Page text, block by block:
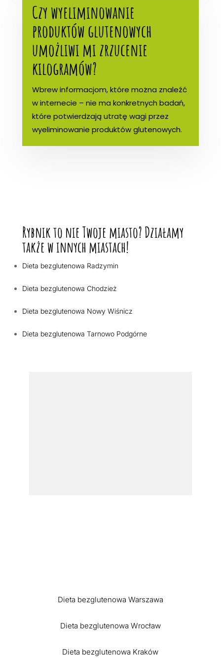
Czy wyeliminowanie
produktów glutenowych
umożliwi mi zrzucenie
kilogramów?
Wbrew informacjom, które można znaleźć
w internecie – nie ma konkretnych badań,
które potwierdzają utratę wagi przez
wyeliminowanie produktów glutenowych.
Rybnik to nie Twoje miasto? Działamy
także w innych miastach!
Dieta bezglutenowa Radzymin
Dieta bezglutenowa Chodzież
Dieta bezglutenowa Nowy Wiśnicz
Dieta bezglutenowa Tarnowo Podgórne
Dieta bezglutenowa Warszawa
Dieta bezglutenowa Wrocław
Dieta bezglutenowa Kraków